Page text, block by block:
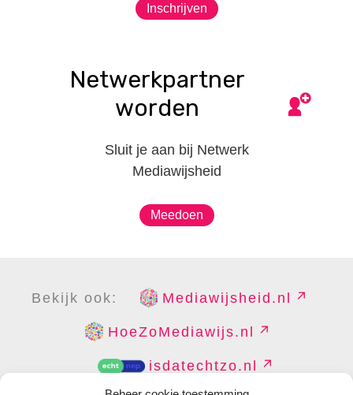
Inschrijven
Netwerkpartner
worden
Sluit je aan bij Netwerk
Mediawijsheid
Meedoen
Bekijk ook: Mediawijsheid.nl
HoeZoMediawijs.nl
isdatechtzo.nl